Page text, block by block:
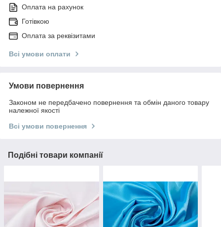
Оплата на рахунок
Готівкою
Оплата за реквізитами
Всі умови оплати
Умови повернення
Законом не передбачено повернення та обмін даного товару
належної якості
Всі умови повернення
Подібні товари компанії